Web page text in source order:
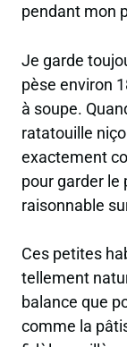
pendant mon
Je garde
pèse environ
à soupe.
ratatouille
exactement
pour garder
raisonnable
Ces petites
tellement
balance que
comme la